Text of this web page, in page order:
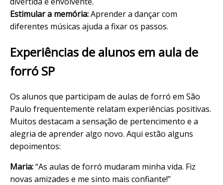
Estimular a memória:Aprender a dançar com
diferentes músicas ajuda a fixar os passos.
Experiências de alunos em aula de
forró SP
Os alunos que participam de aulas de forró em São
Paulo frequentemente relatam experiências positivas.
Muitos destacam a sensação de pertencimento e a
alegria de aprender algo novo. Aqui estão alguns
depoimentos:
Maria:“As aulas de forró mudaram minha vida. Fiz
novas amizades e me sinto mais confiante!”